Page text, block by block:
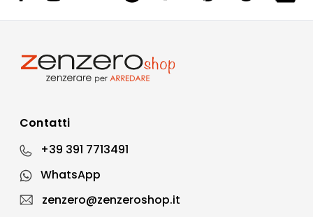
Contatti
+39 391 7713491
WhatsApp
zenzero@zenzeroshop.it